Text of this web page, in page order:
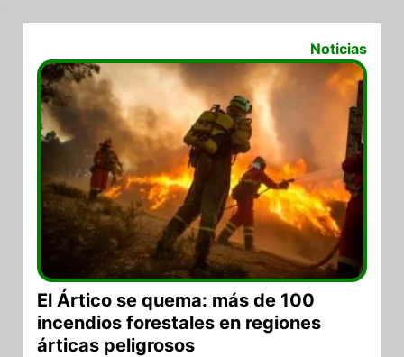
Noticias
El Ártico se quema: más de 100
incendios forestales en regiones
árticas peligrosos